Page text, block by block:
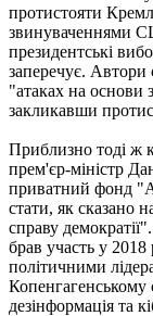
протистояти
звинуваченнями
президентські
заперечує. Автори
"атаках на основи
закликавши
Приблизно тоді ж
прем'єр-міністр
приватний фонд
стати, як сказано
справу
брав участь у 2018
політичними
Копенгагенському
дезінформація та